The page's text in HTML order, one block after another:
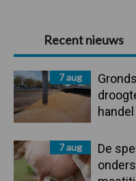
Primaire
Sidebar
Recent nieuws
7 aug
7 aug
De